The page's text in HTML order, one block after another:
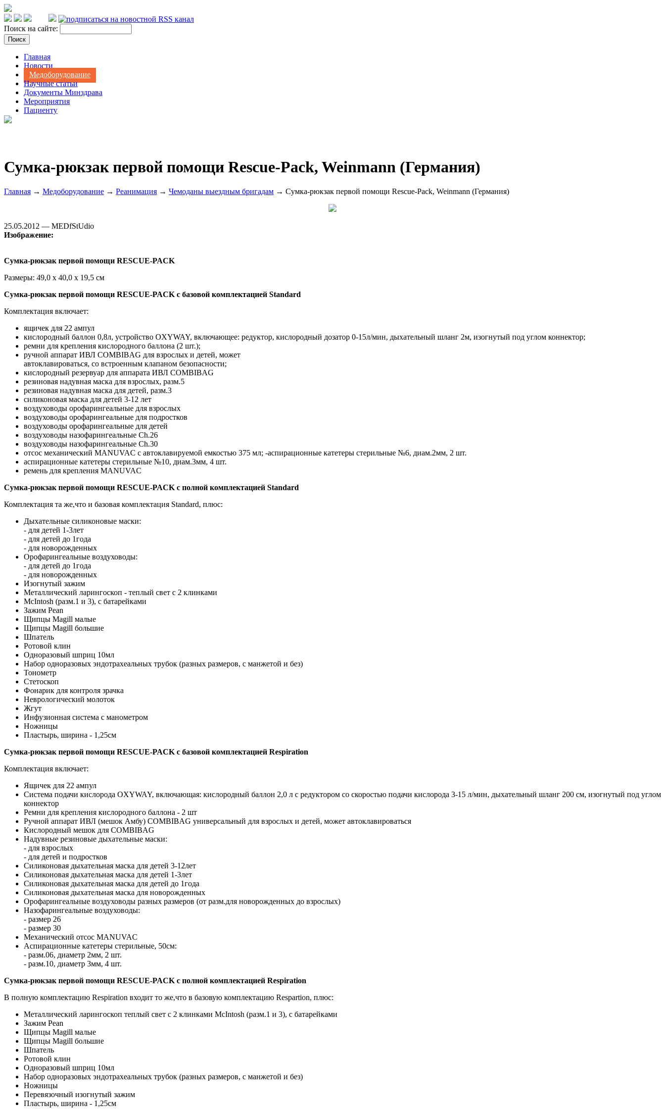
Поиск на сайте:
Главная
Новости
Медоборудование
Научные статьи
Документы Минздрава
Мероприятия
Пациенту
Сумка-рюкзак первой помощи Rescue-Pack, Weinmann (Германия)
Главная → Медоборудование → Реанимация → Чемоданы выездным бригадам → Сумка-рюкзак первой помощи Rescue-Pack, Weinmann (Германия)
25.05.2012 — MEDfStUdio
Изображение:
Сумка-рюкзак первой помощи RESCUE-PACK
Размеры: 49,0 х 40,0 х 19,5 см
Сумка-рюкзак первой помощи RESCUE-PACK с базовой комплектацией Standard
Комплектация включает:
ящичек для 22 ампул
кислородный баллон 0,8л, устройство OXYWAY, включающее: редуктор, кислородный дозатор 0-15л/мин, дыхательный шланг 2м, изогнутый под углом коннектор;
ремни для крепления кислородного баллона (2 шт.);
ручной аппарат ИВЛ COMBIBAG для взрослых и детей, может
автоклавироваться, со встроенным клапаном безопасности;
кислородный резервуар для аппарата ИВЛ COMBIBAG
резиновая надувная маска для взрослых, разм.5
резиновая надувная маска для детей, разм.3
силиконовая маска для детей 3-12 лет
воздуховоды орофарингеальные для взрослых
воздуховоды орофарингеальные для подростков
воздуховоды орофарингеальные для детей
воздуховоды назофарингеальные Ch.26
воздуховоды назофарингеальные Ch.30
отсос механический MANUVAC с автоклавируемой емкостью 375 мл; -аспирационные катетеры cтерильные №6, диам.2мм, 2 шт.
аспирационные катетеры cтерильные №10, диам.3мм, 4 шт.
ремень для крепления MANUVAC
Сумка-рюкзак первой помощи RESCUE-PACK с полной комплектацией Standard
Комплектация та же,что и базовая комплектация Standard, плюс:
Дыхательные силиконовые маски:
- для детей 1-3лет
- для детей до 1года
- для новорожденных
Орофарингеальные воздуховоды:
- для детей до 1года
- для новорожденных
Изогнутый зажим
Металлический ларингоскоп - теплый свет с 2 клинками
McIntosh (разм.1 и 3), с батарейками
Зажим Pean
Щипцы Magill малые
Щипцы Magill большие
Шпатель
Ротовой клин
Одноразовый шприц 10мл
Набор одноразовых эндотрахеальных трубок (разных размеров, с манжетой и без)
Тонометр
Стетоскоп
Фонарик для контроля зрачка
Неврологический молоток
Жгут
Инфузионная система с манометром
Ножницы
Пластырь, ширина - 1,25см
Сумка-рюкзак первой помощи RESCUE-PACK с базовой комплектацией Respiration
Комплектация включает:
Ящичек для 22 ампул
Система подачи кислорода OXYWAY, включающая: кислородный баллон 2,0 л с редуктором со скоростью подачи кислорода 3-15 л/мин, дыхательный шланг 200 см, изогнутый под углом
коннектор
Ремни для крепления кислородного баллона - 2 шт
Ручной аппарат ИВЛ (мешок Амбу) COMBIBAG универсальный для взрослых и детей, может автоклавироваться
Кислородный мешок для COMBIBAG
Надувные резиновые дыхательные маски:
- для взрослых
- для детей и подростков
Силиконовая дыхательная маска для детей 3-12лет
Силиконовая дыхательная маска для детей 1-3лет
Силиконовая дыхательная маска для детей до 1года
Силиконовая дыхательная маска для новорожденных
Орофарингеальные воздуховоды разных размеров (от разм.для новорожденных до взрослых)
Назофарингеальные воздуховоды:
- размер 26
- размер 30
Механический отсос MANUVAC
Аспирационные катетеры стерильные, 50см:
- разм.06, диаметр 2мм, 2 шт.
- разм.10, диаметр 3мм, 4 шт.
Сумка-рюкзак первой помощи RESCUE-PACK с полной комплектацией Respiration
В полную комплектацию Respiration входит то же,что в базовую комплектацию Respartion, плюс:
Металлический ларингоскоп теплый свет с 2 клинками McIntosh (разм.1 и 3), с батарейками
Зажим Pean
Щипцы Magill малые
Щипцы Magill большие
Шпатель
Ротовой клин
Одноразовый шприц 10мл
Набор одноразовых эндотрахеальных трубок (разных размеров, с манжетой и без)
Ножницы
Перевязочный изогнутый зажим
Пластырь, ширина - 1,25см